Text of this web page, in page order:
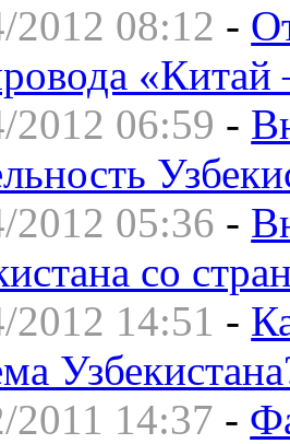
2012 08:12 -
2012 06:59 -
2012 05:36 -
со
2012 14:51 -
2011 14:37 -